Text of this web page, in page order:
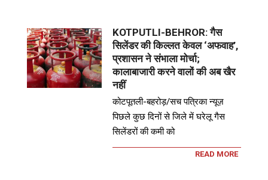
KOTPUTLI-BEHROR: गैस
सिलेंडर की किल्लत केवल ‘अफवाह’,
प्रशासन ने संभाला मोर्चा;
कालाबाजारी करने वालों की अब खैर
नहीं
कोटपूतली-बहरोड़/सच पत्रिका न्यूज़
पिछले कुछ दिनों से जिले में घरेलू गैस
सिलेंडरों की कमी को
READ MORE